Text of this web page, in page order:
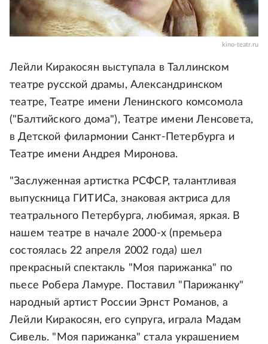
kino-teatr.ru
Лейли Киракосян выступала в Таллинском
театре русской драмы, Александринском
театре, Театре имени Ленинского комсомола
("Балтийского дома"), Театре имени Ленсовета,
в Детской филармонии Санкт-Петербурга и
Театре имени Андрея Миронова.
"Заслуженная артистка РСФСР, талантливая
выпускница ГИТИСа, знаковая актриса для
театрального Петербурга, любимая, яркая. В
нашем театре в начале 2000-х (премьера
состоялась 22 апреля 2002 года) шел
прекрасный спектакль "Моя парижанка" по
пьесе Робера Ламуре. Поставил "Парижанку"
народный артист России Эрнст Романов, а
Лейли Киракосян, его супруга, играла Мадам
Сивель. "Моя парижанка" стала украшением